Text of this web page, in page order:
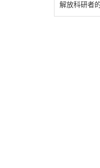
解放科研者